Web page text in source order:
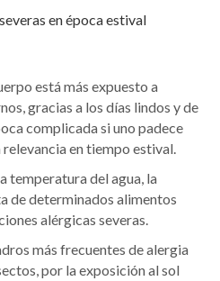
en época estival
está más expuesto a
gracias a los días lindos y de
complicada si uno padece
en tiempo estival.
temperatura del agua, la
de determinados alimentos
alérgicas severas.
más frecuentes de alergia
por la exposición al sol